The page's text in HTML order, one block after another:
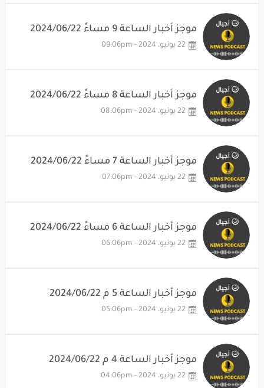
موجز أخبار الساعة 9 مساءً 2024/06/22
22 يونيو، 2024 - 09:06pm
موجز أخبار الساعة 8 مساءً 2024/06/22
22 يونيو، 2024 - 08:06pm
موجز أخبار الساعة 7 مساءً 2024/06/22
22 يونيو، 2024 - 07:06pm
موجز أخبار الساعة 6 مساءً 2024/06/22
22 يونيو، 2024 - 06:06pm
موجز أخبار الساعة 5 م 2024/06/22
22 يونيو، 2024 - 05:06pm
موجز أخبار الساعة 4 م 2024/06/22
22 يونيو، 2024 - 04:06pm